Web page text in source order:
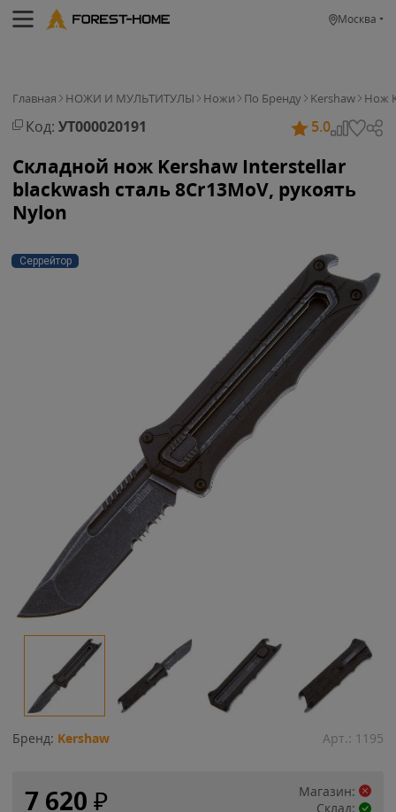
Москва
Главная НОЖИ И МУЛЬТИТУЛЫ Ножи По Бренду Kershaw Нож
Код: УТ000020191 5.0
Складной нож Kershaw Interstellar
blackwash cталь 8Cr13MoV, рукоять
Nylon
Серрейтор
Бренд: Kershaw Арт.: 1195
7 620 ₽
Магазин:
Склад: